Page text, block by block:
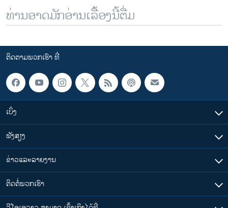
ທ່ານອາດມັກອ່ານເລື້ອງນີ້ຕື່ມ
ຕິດຕາມພວກເຮົາ ທີ່
ເບິ່ງ
ຟັງສຽງ
ຂ່າວແລະລາຍງານ
ຕິດຕໍ່ພວກເຮົາ